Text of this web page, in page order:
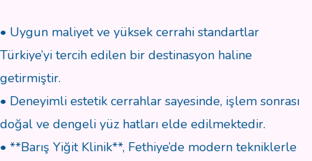
• Uygun maliyet ve yüksek cerrahi standartlar
Türkiye’yi tercih edilen bir destinasyon haline
getirmiştir.
• Deneyimli estetik cerrahlar sayesinde, işlem sonrası
doğal ve dengeli yüz hatları elde edilmektedir.
• **Barış Yiğit Klinik**, Fethiye’de modern tekniklerle